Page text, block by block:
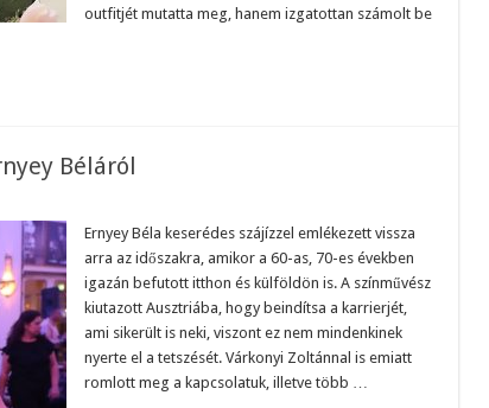
outfitjét mutatta meg, hanem izgatottan számolt be
Béláról
Ernyey Béla keserédes szájízzel emlékezett vissza
arra az időszakra, amikor a 60-as, 70-es években
igazán befutott itthon és külföldön is. A színművész
kiutazott Ausztriába, hogy beindítsa a karrierjét,
ami sikerült is neki, viszont ez nem mindenkinek
nyerte el a tetszését. Várkonyi Zoltánnal is emiatt
romlott meg a kapcsolatuk, illetve több …